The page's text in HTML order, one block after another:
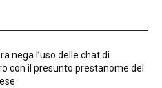
nega l’uso delle chat di
con il presunto prestanome del